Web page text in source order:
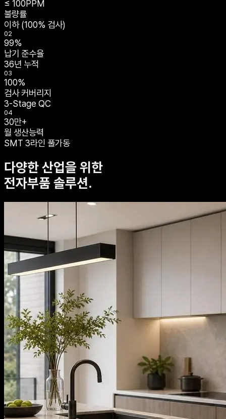
≤ 100PPM
불량률
이하 (100% 검사)
02
99%
납기 준수율
36년 누적
03
100%
검사 커버리지
3-Stage QC
04
30만+
월 생산능력
SMT 3라인 풀가동
다양한 산업을 위한
전자부품 솔루션.